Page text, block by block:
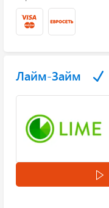
Лайм-Займ